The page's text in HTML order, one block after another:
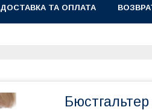
ДОСТАВКА ТА ОПЛАТА
Бюстгальтер